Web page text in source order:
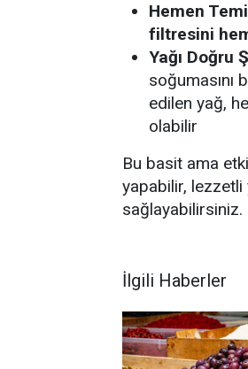
Hemen
filtresini
Yağı Doğru
soğumasını
edilen yağ,
olabilir
Bu basit ama
yapabilir, lezzetli
sağlayabilirsiniz.
İlgili Haberler